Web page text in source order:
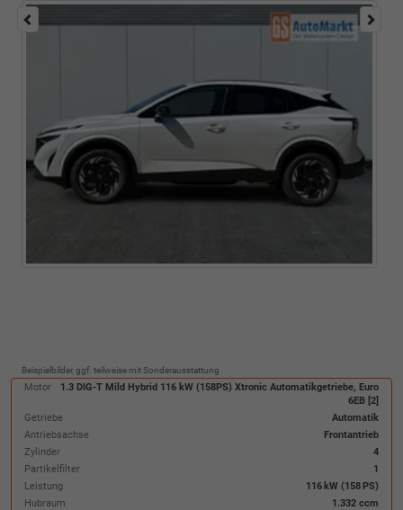
Beispielbilder, ggf. teilweise mit Sonderausstattung
Motor
1.3 DIG-T Mild Hybrid 116 kW (158PS) Xtronic Automatikgetriebe, Euro
6EB [2]
Getriebe
Automatik
Antriebsachse
Frontantrieb
Zylinder
4
Partikelfilter
1
Leistung
116 kW (158 PS)
Hubraum
1.332 ccm